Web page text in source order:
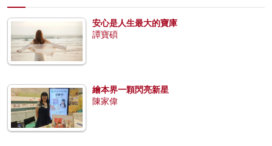
安心是人生最大的寶庫
譚寶碩
繪本界一顆閃亮新星
陳家偉